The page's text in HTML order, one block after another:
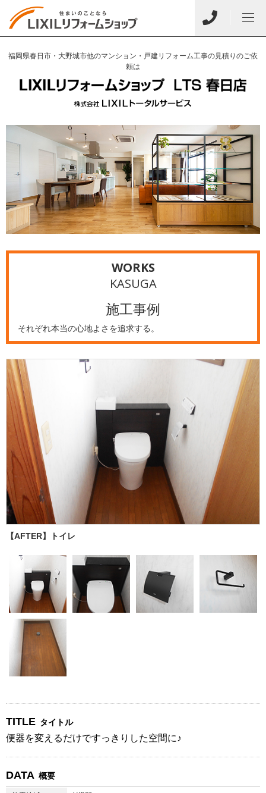
福岡県春日市・大野城市他のマンション・戸建リフォーム工事の見積りのご依
頼は
WORKS
KASUGA
施工事例
それぞれ本当の心地よさを追求する。
【AFTER】トイレ
TITLE タイトル
便器を変えるだけですっきりした空間に♪
DATA 概要